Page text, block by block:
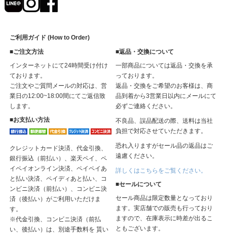
ご利用ガイド (How to Order)
■ご注文方法
インターネットにて24時間受け付け
ております。
ご注文やご質問メールの対応は、営
業日の12:00~18:00間にてご返信致
します。
■お支払い方法
クレジットカード決済、代金引換、
銀行振込（前払い）、楽天ペイ、ペ
イペイオンライン決済、ペイペイあ
と払い決済、ペイディあと払い、コ
ンビニ決済（前払い）、コンビニ決
済（後払い）がご利用いただけま
す。
※代金引換、コンビニ決済（前払
い、後払い）は、別途手数料を 貰い
■返品・交換について
一部商品については返品・交換を承
っております。
返品・交換をご希望のお客様は、商
品到着から3営業日以内にメールにて
必ずご連絡ください。
不良品、誤品配送の際、送料は当社
負担で対応させていただきます。
恐れ入りますがセール品の返品はご
遠慮ください。
詳しくはこちらをご覧ください。
■セールについて
セール商品は限定数量となっており
ます。実店舗での販売も行っており
ますので、在庫表示に時差が出るこ
ともございます。